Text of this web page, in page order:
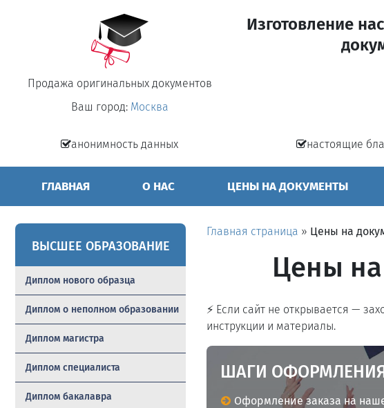
Продажа оригинальных документов
Ваш город: Москва
анонимность данных
Изготовление
настоящие
ГЛАВНАЯ О НАС ЦЕНЫ НА ДОКУМЕНТЫ
ВЫСШЕЕ ОБРАЗОВАНИЕ
Диплом нового образца
Диплом о неполном образовании
Диплом магистра
Диплом специалиста
Диплом бакалавра
Главная страница » Цены на
Цены
⚡ Если сайт не открывается —
инструкции и материалы.
ШАГИ
Оформление заказа на